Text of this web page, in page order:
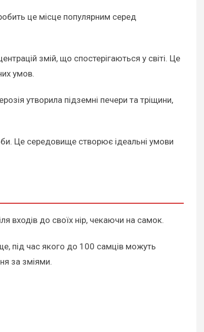
це місце популярним серед
змій, що спостерігаються у світі. Це
умов.
утворила підземні печери та тріщини,
Це середовище створює ідеальні умови
входів до своїх нір, чекаючи на самок.
під час якого до 100 самців можуть
за зміями.